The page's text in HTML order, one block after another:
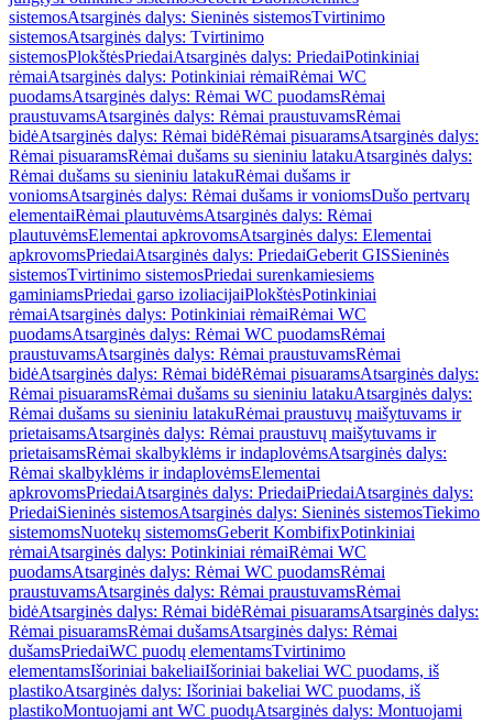
sistemosAtsarginės dalys: Sieninės sistemosTvirtinimo
sistemosAtsarginės dalys: Tvirtinimo
sistemosPlokštėsPriedaiAtsarginės dalys: PriedaiPotinkiniai
rėmaiAtsarginės dalys: Potinkiniai rėmaiRėmai WC
puodamsAtsarginės dalys: Rėmai WC puodamsRėmai
praustuvamsAtsarginės dalys: Rėmai praustuvamsRėmai
bidėAtsarginės dalys: Rėmai bidėRėmai pisuaramsAtsarginės dalys:
Rėmai pisuaramsRėmai dušams su sieniniu latakuAtsarginės dalys:
Rėmai dušams su sieniniu latakuRėmai dušams ir
voniomsAtsarginės dalys: Rėmai dušams ir voniomsDušo pertvarų
elementaiRėmai plautuvėmsAtsarginės dalys: Rėmai
plautuvėmsElementai apkrovomsAtsarginės dalys: Elementai
apkrovomsPriedaiAtsarginės dalys: PriedaiGeberit GISSieninės
sistemosTvirtinimo sistemosPriedai surenkamiesiems
gaminiamsPriedai garso izoliacijaiPlokštėsPotinkiniai
rėmaiAtsarginės dalys: Potinkiniai rėmaiRėmai WC
puodamsAtsarginės dalys: Rėmai WC puodamsRėmai
praustuvamsAtsarginės dalys: Rėmai praustuvamsRėmai
bidėAtsarginės dalys: Rėmai bidėRėmai pisuaramsAtsarginės dalys:
Rėmai pisuaramsRėmai dušams su sieniniu latakuAtsarginės dalys:
Rėmai dušams su sieniniu latakuRėmai praustuvų maišytuvams ir
prietaisamsAtsarginės dalys: Rėmai praustuvų maišytuvams ir
prietaisamsRėmai skalbyklėms ir indaplovėmsAtsarginės dalys:
Rėmai skalbyklėms ir indaplovėmsElementai
apkrovomsPriedaiAtsarginės dalys: PriedaiPriedaiAtsarginės dalys:
PriedaiSieninės sistemosAtsarginės dalys: Sieninės sistemosTiekimo
sistemomsNuotekų sistemomsGeberit KombifixPotinkiniai
rėmaiAtsarginės dalys: Potinkiniai rėmaiRėmai WC
puodamsAtsarginės dalys: Rėmai WC puodamsRėmai
praustuvamsAtsarginės dalys: Rėmai praustuvamsRėmai
bidėAtsarginės dalys: Rėmai bidėRėmai pisuaramsAtsarginės dalys:
Rėmai pisuaramsRėmai dušamsAtsarginės dalys: Rėmai
dušamsPriedaiWC puodų elementamsTvirtinimo
elementamsIšoriniai bakeliaiIšoriniai bakeliai WC puodams, iš
plastikoAtsarginės dalys: Išoriniai bakeliai WC puodams, iš
plastikoMontuojami ant WC puodųAtsarginės dalys: Montuojami